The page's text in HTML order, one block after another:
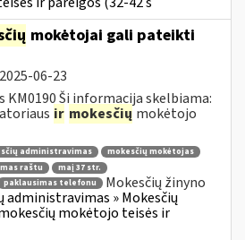
mokėtojai gali pateikti
2025-06-23
KM0190 Ši informacija skelbiama:
ir mokesčių mokėtojo
administravimas
mokesčių mokėtojas
raštu
maį 37 str.
paklausimas telefonu
Mokesčių žinyno
administravimas » Mokesčių
mokėtojo teisės ir